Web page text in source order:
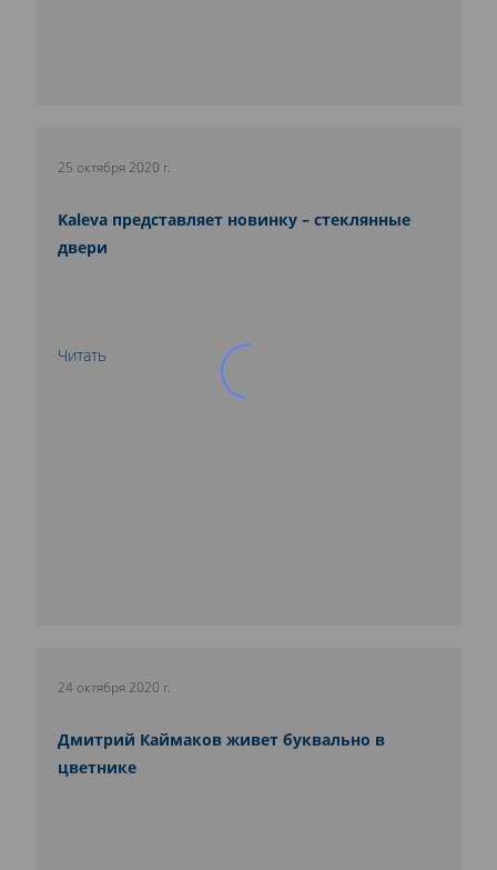
25 октября 2020 г.
Kaleva представляет новинку – стеклянные
двери
Читать
24 октября 2020 г.
Дмитрий Каймаков живет буквально в
цветнике